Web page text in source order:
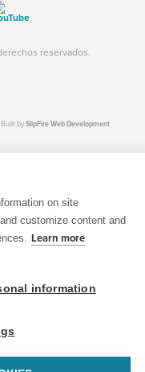
reservados.
Built bySlipFire Web Development
on site
customize content and
Learn more
information